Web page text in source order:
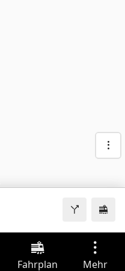
Fahrplan Mehr